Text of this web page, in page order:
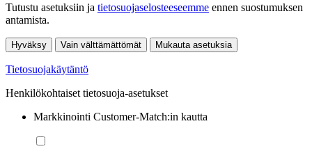
Tutustu asetuksiin ja tietosuojaselosteeseemme ennen suostumuksen
antamista.
Hyväksy Vain välttämättömät Mukauta asetuksia
Tietosuojakäytäntö
Henkilökohtaiset tietosuoja-asetukset
Markkinointi Customer-Match:in kautta